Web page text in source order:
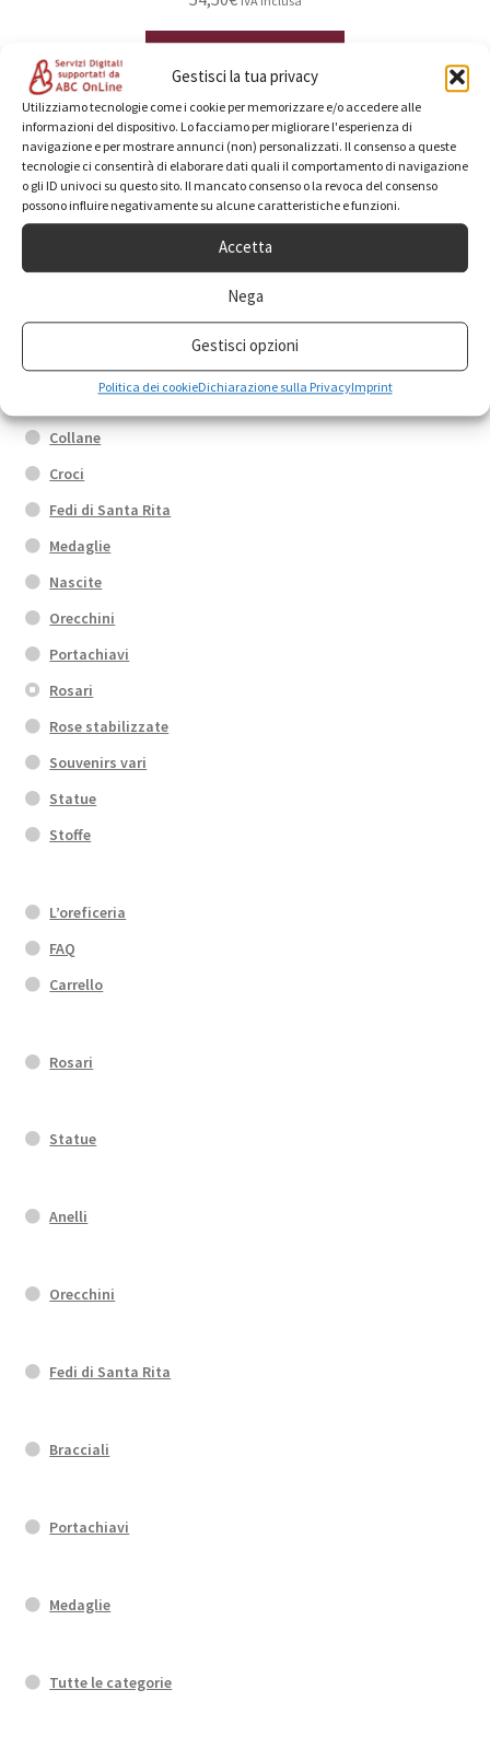
Gestisci la tua privacy
Utilizziamo tecnologie come i cookie per memorizzare e/o accedere alle
informazioni del dispositivo. Lo facciamo per migliorare l'esperienza di
navigazione e per mostrare annunci (non) personalizzati. Il consenso a queste
tecnologie ci consentirà di elaborare dati quali il comportamento di navigazione
o gli ID univoci su questo sito. Il mancato consenso o la revoca del consenso
possono influire negativamente su alcune caratteristiche e funzioni.
Accetta
Nega
Gestisci opzioni
Politica dei cookieDichiarazione sulla PrivacyImprint
Categorie prodotto
Box promo
Bracciali
Calamite
Collane
Croci
Fedi di Santa Rita
Medaglie
Nascite
Orecchini
Portachiavi
Rosari
Rose stabilizzate
Souvenirs vari
Statue
Stoffe
L’oreficeria
FAQ
Carrello
Rosari
Statue
Anelli
Orecchini
Fedi di Santa Rita
Bracciali
Portachiavi
Medaglie
Tutte le categorie